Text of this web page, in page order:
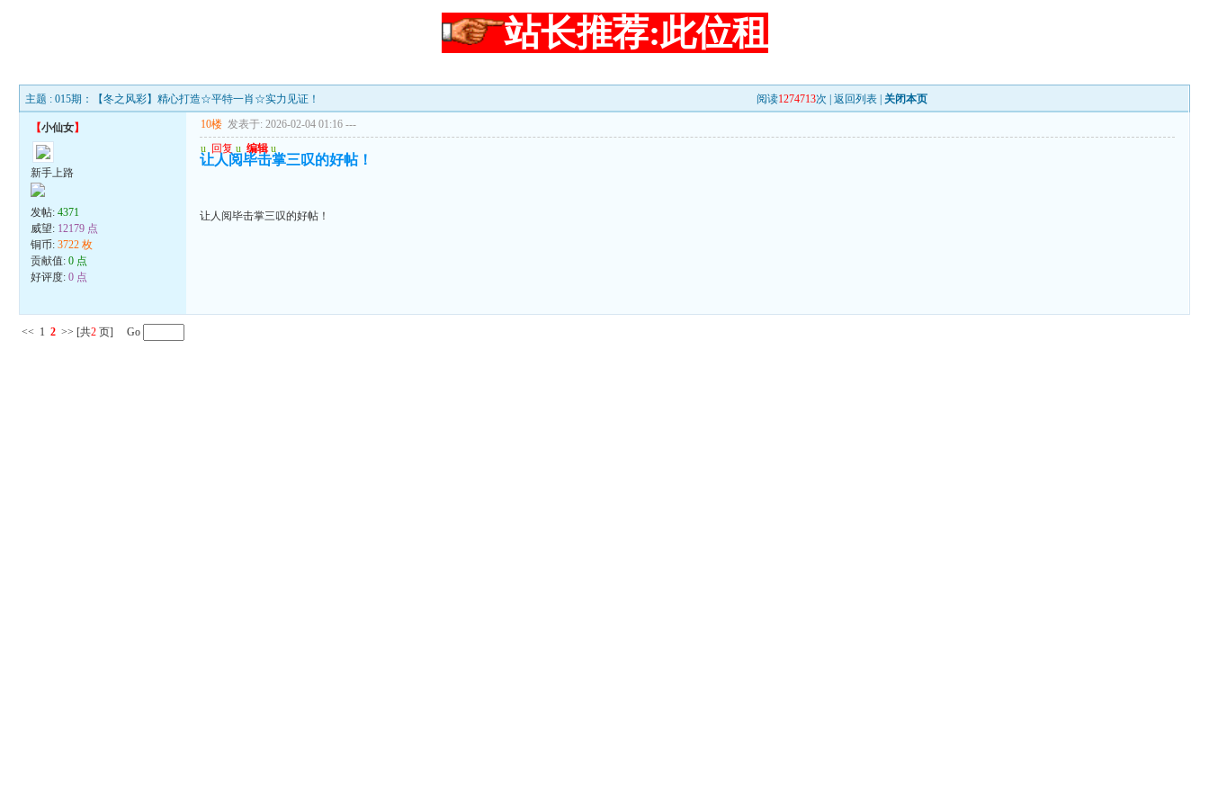
站长推荐:此位租
主题 : 015期：【冬之风彩】精心打造☆平特一肖☆实力见证！ 阅读1274713次 |返回列表 关闭本页
【小仙女】
新手上路
发帖:4371
威望: 12179 点
铜币:3722 枚
贡献值:0 点
好评度:0 点
10楼 发表于: 2026-02-04 01:16 ---
u 回复 u 编辑 u
让人阅毕击掌三叹的好帖！
让人阅毕击掌三叹的好帖！
<< 1 2 >> [共2 页] Go